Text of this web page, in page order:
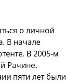
о личной
В начале
В 2005-м
Рачине.
пяти лет были